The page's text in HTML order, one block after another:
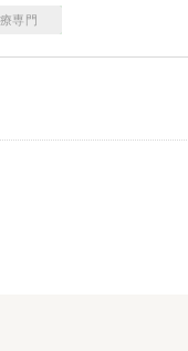
専門